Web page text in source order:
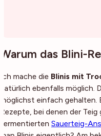
Warum das Blini-
Ich mache die Blinis mit
natürlich ebenfalls möglich.
möglichst einfach gehalten.
Rezepte, bei denen der
fermentierten Sauerteig-